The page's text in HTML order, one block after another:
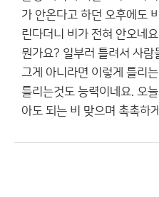
가 안온다고 하던 오후에도
린다더니 비가 전혀 안오네
뭔가요? 일부러 틀려서 사
그게 아니라면 이렇게 틀리
틀리는것도 능력이네요. 오
아도 되는 비 맞으며 촉촉하